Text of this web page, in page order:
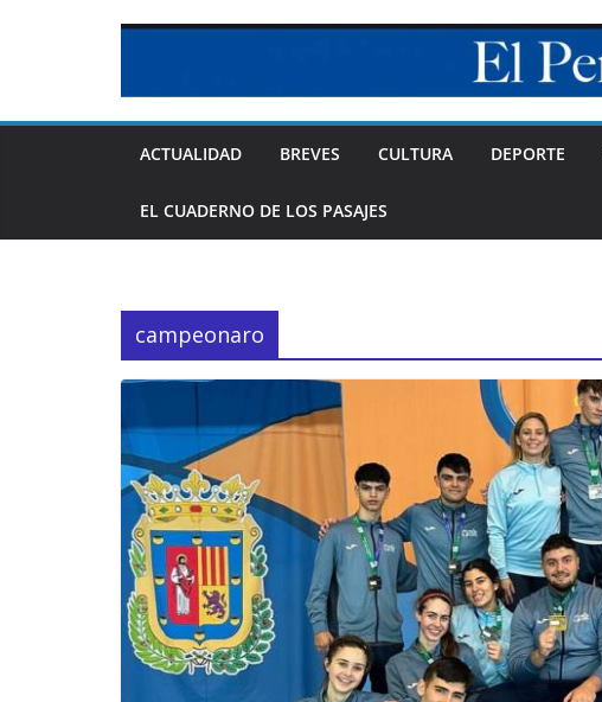
ACTUALIDAD BREVES CULTURA DEPORTE
EL CUADERNO DE LOS PASAJES
campeonaro